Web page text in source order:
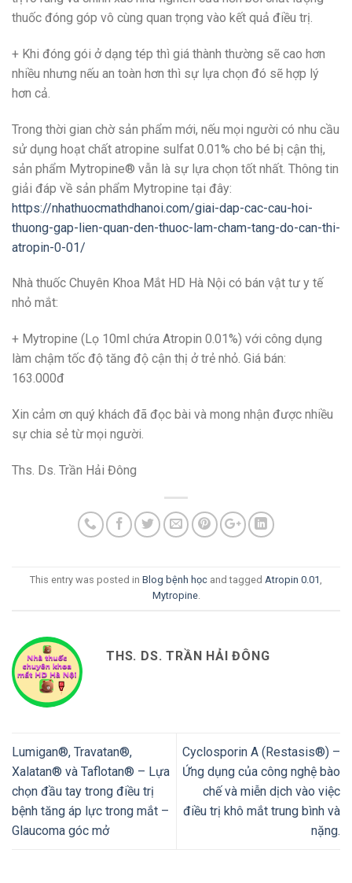
thuốc đóng góp vô cùng quan trọng vào kết quả điều trị.
+ Khi đóng gói ở dạng tép thì giá thành thường sẽ cao hơn
nhiều nhưng nếu an toàn hơn thì sự lựa chọn đó sẽ hợp lý
hơn cả.
Trong thời gian chờ sản phẩm mới, nếu mọi người có nhu cầu
sử dụng hoạt chất atropine sulfat 0.01% cho bé bị cận thị,
sản phẩm Mytropine® vẫn là sự lựa chọn tốt nhất. Thông tin
giải đáp về sản phẩm Mytropine tại đây:
https://nhathuocmathdhanoi.com/giai-dap-cac-cau-hoi-
thuong-gap-lien-quan-den-thuoc-lam-cham-tang-do-can-thi-
atropin-0-01/
Nhà thuốc Chuyên Khoa Mắt HD Hà Nội có bán vật tư y tế
nhỏ mắt:
+ Mytropine (Lọ 10ml chứa Atropin 0.01%) với công dụng
làm chậm tốc độ tăng độ cận thị ở trẻ nhỏ. Giá bán:
163.000đ
Xin cảm ơn quý khách đã đọc bài và mong nhận được nhiều
sự chia sẻ từ mọi người.
Ths. Ds. Trần Hải Đông
This entry was posted in Blog bệnh học and tagged Atropin 0.01,
Mytropine.
THS. DS. TRẦN HẢI ĐÔNG
Lumigan®, Travatan®,
Xalatan® và Taflotan® – Lựa
chọn đầu tay trong điều trị
bệnh tăng áp lực trong mắt –
Glaucoma góc mở
Cyclosporin A (Restasis®) –
Ứng dụng của công nghệ bào
chế và miễn dịch vào việc
điều trị khô mắt trung bình và
nặng.